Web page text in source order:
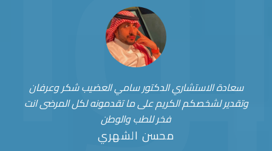
سعادة الاستشاري الدكتور سامي العضيب شكر وعرفان
وتقدير لشخصكم الكريم على ما تقدمونه لكل المرضى انت
فخر للطب والوطن
محسن الشهري